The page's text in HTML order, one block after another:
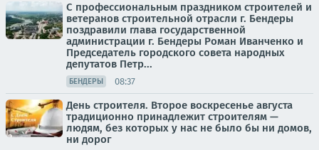
С профессиональным праздником строителей и
ветеранов строительной отрасли г. Бендеры
поздравили глава государственной
администрации г. Бендеры Роман Иванченко и
Председатель городского совета народных
депутатов Петр...
БЕНДЕРЫ 08:37
День строителя. Второе воскресенье августа
традиционно принадлежит строителям —
людям, без которых у нас не было бы ни домов,
ни дорог